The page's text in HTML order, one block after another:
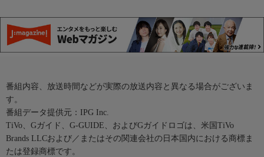
番組内容、放送時間などが実際の放送内容と異なる場合がございま
す。
番組データ提供元：IPG Inc.
TiVo、Gガイド、G-GUIDE、およびGガイドロゴは、米国TiVo
Brands LLCおよび／またはその関連会社の日本国内における商標ま
たは登録商標です。